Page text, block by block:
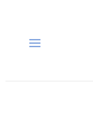
Main